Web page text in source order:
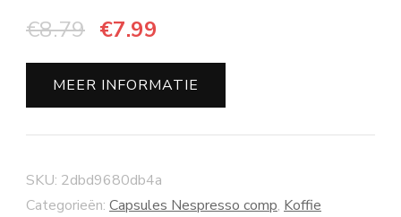
€8.79 Oorspronkelijke
prijs
was:
€8.79.
€7.99
prijs
is:
€7.99.
MEER INFORMATIE
SKU: 2dbd9680db4a
Categorieën: Capsules Nespresso comp, Koffie